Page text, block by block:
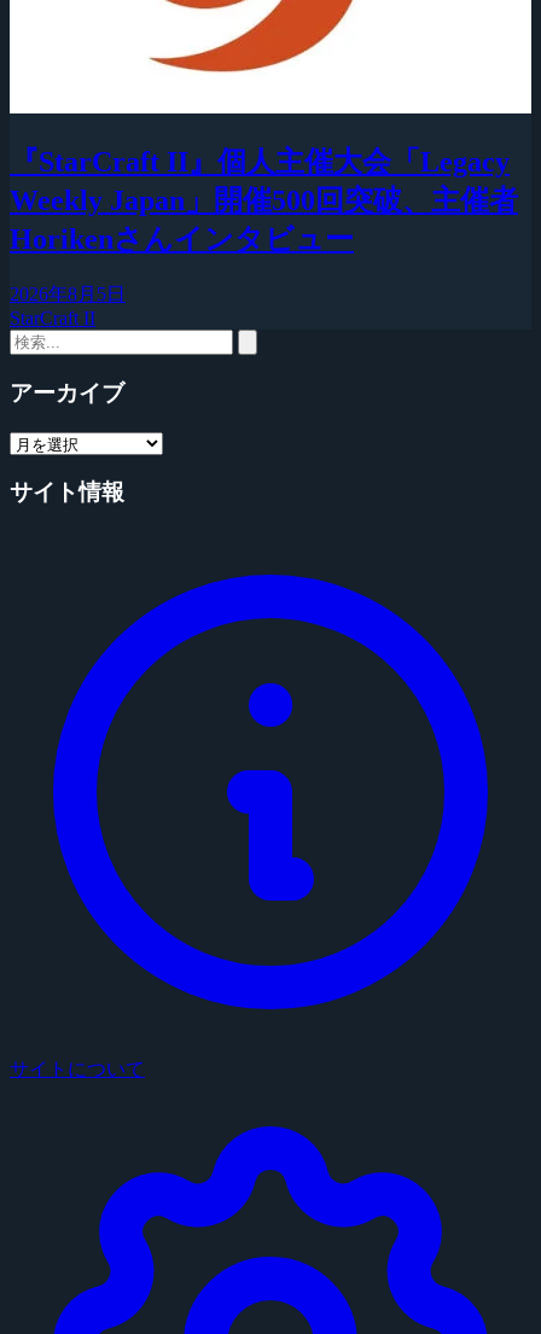
『StarCraft II』個人主催大会「Legacy
Weekly Japan」開催500回突破、主催者
Horikenさんインタビュー
2026年8月5日
StarCraft II
アーカイブ
サイト情報
サイトについて